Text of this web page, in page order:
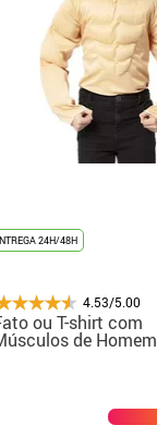
24H/48H
4.53/5.00
ou T-shirt com
de Homem